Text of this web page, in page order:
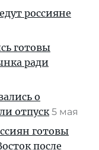
россияне
готовы
ради
о
отпуск 5 мая
готовы
после